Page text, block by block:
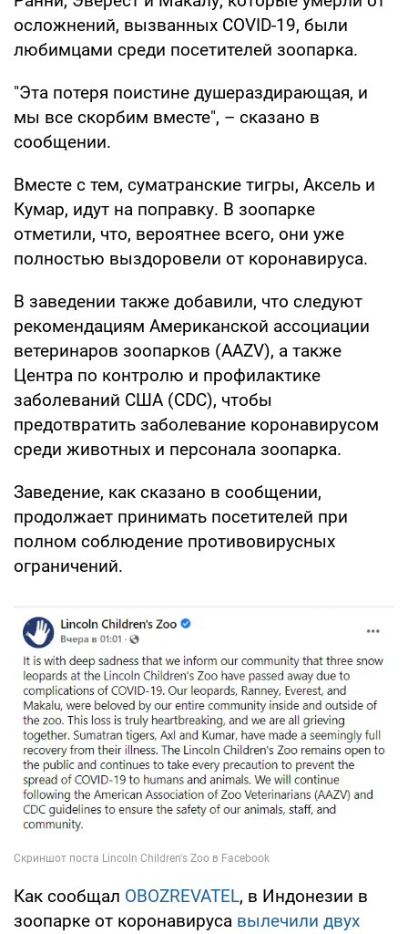
осложнений, вызванных COVID-19, были
любимцами среди посетителей зоопарка.
"Эта потеря поистине душераздирающая, и
мы все скорбим вместе", – сказано в
сообщении.
Вместе с тем, суматранские тигры, Аксель и
Кумар, идут на поправку. В зоопарке
отметили, что, вероятнее всего, они уже
полностью выздоровели от коронавируса.
В заведении также добавили, что следуют
рекомендациям Американской ассоциации
ветеринаров зоопарков (AAZV), а также
Центра по контролю и профилактике
заболеваний США (CDC), чтобы
предотвратить заболевание коронавирусом
среди животных и персонала зоопарка.
Заведение, как сказано в сообщении,
продолжает принимать посетителей при
полном соблюдение противовирусных
ограничений.
Как сообщал OBOZREVATEL, в Индонезии в
зоопарке от коронавируса вылечили двух